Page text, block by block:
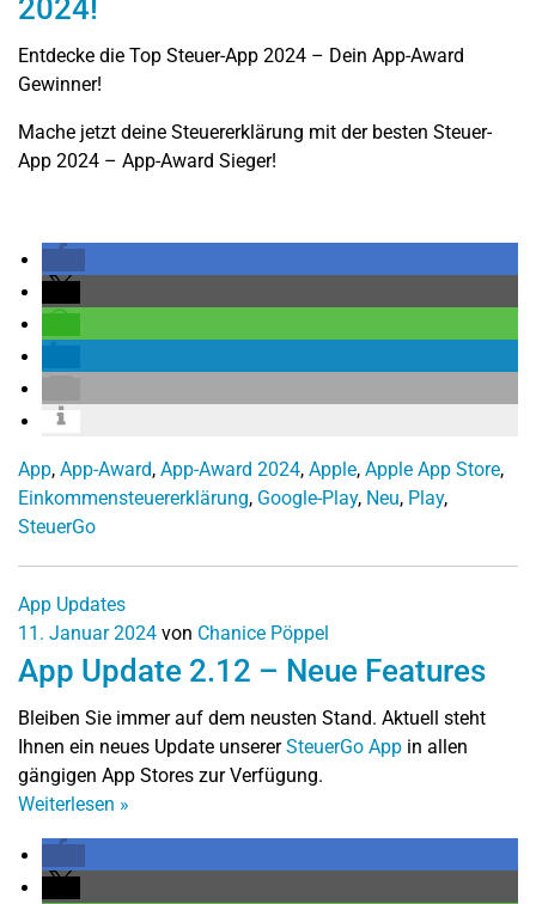
2024!
Entdecke die Top Steuer-App 2024 – Dein App-Award
Gewinner!
Mache jetzt deine Steuererklärung mit der besten Steuer-
App 2024 – App-Award Sieger!
App, App-Award, App-Award 2024, Apple, Apple App Store,
Einkommensteuererklärung, Google-Play, Neu, Play,
SteuerGo
App Updates
11. Januar 2024 von Chanice Pöppel
App Update 2.12 – Neue Features
Bleiben Sie immer auf dem neusten Stand. Aktuell steht
Ihnen ein neues Update unsererSteuerGo App in allen
gängigen App Stores zur Verfügung.
Weiterlesen »